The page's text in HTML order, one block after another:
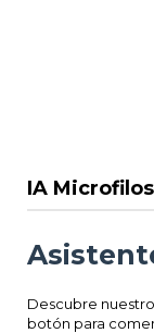
IA
Descubre
botón para